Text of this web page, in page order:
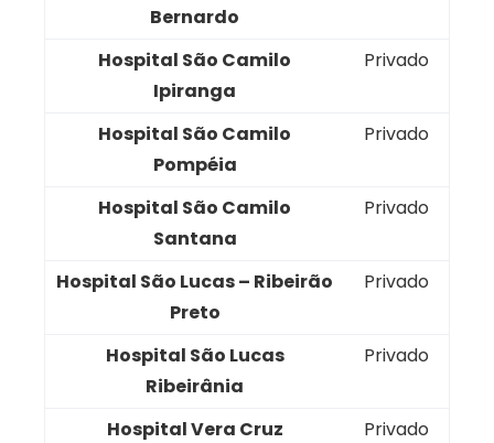
Bernardo
Hospital São Camilo
Ipiranga
Privado
Hospital São Camilo
Pompéia
Privado
Hospital São Camilo
Santana
Privado
Hospital São Lucas – Ribeirão
Preto
Privado
Hospital São Lucas
Ribeirânia
Privado
Hospital Vera Cruz
Privado